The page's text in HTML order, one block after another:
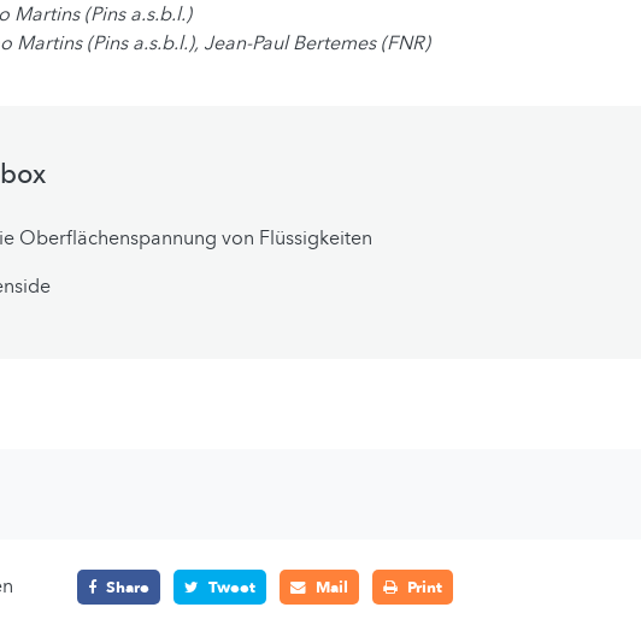
Martins (Pins a.s.b.l.)
Martins (Pins a.s.b.l.), Jean-Paul Bertemes (FNR)
Oberflächenspannung von Flüssigkeiten
Share Tweet Mail Print